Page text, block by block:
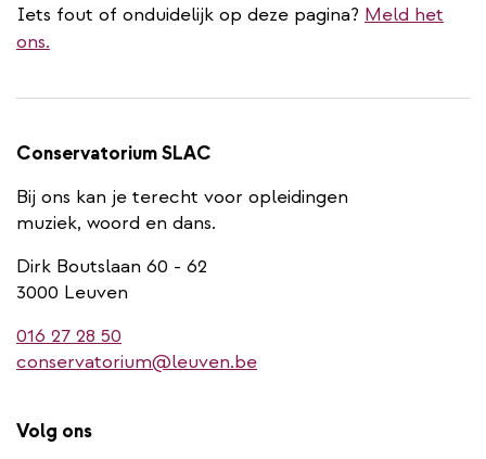
Iets fout of onduidelijk op deze pagina? Meld het
ons.
Conservatorium SLAC
Bij ons kan je terecht voor opleidingen
muziek, woord en dans.
Dirk Boutslaan 60 - 62
3000 Leuven
016 27 28 50
conservatorium@leuven.be
Volg ons